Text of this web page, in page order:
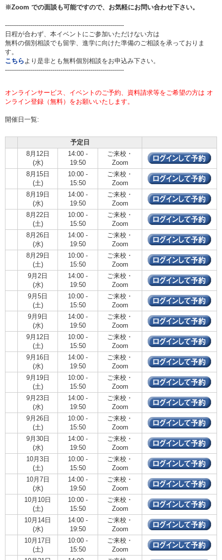
※Zoom での面談も可能ですので、お気軽にお問い合わせ下さい。
------------------------------------------------------------
日程が合わず、本イベントにご参加いただけない方は
無料の個別相談でも留学、進学に向けた準備のご相談を承っておりま
す。
こちらより是非とも無料個別相談をお申込み下さい。
------------------------------------------------------------
オンラインサービス、イベントのご予約、資料請求等をご希望の方は オ
ンライン登録（無料）をお願いいたします。
開催日一覧:
予定日
8月12日
(水)
14:00 -
19:50
ご来校・
Zoom
8月15日
(土)
10:00 -
15:50
ご来校・
Zoom
8月19日
(水)
14:00 -
19:50
ご来校・
Zoom
8月22日
(土)
10:00 -
15:50
ご来校・
Zoom
8月26日
(水)
14:00 -
19:50
ご来校・
Zoom
8月29日
(土)
10:00 -
15:50
ご来校・
Zoom
9月2日
(水)
14:00 -
19:50
ご来校・
Zoom
9月5日
(土)
10:00 -
15:50
ご来校・
Zoom
9月9日
(水)
14:00 -
19:50
ご来校・
Zoom
9月12日
(土)
10:00 -
15:50
ご来校・
Zoom
9月16日
(水)
14:00 -
19:50
ご来校・
Zoom
9月19日
(土)
10:00 -
15:50
ご来校・
Zoom
9月23日
(水)
14:00 -
19:50
ご来校・
Zoom
9月26日
(土)
10:00 -
15:50
ご来校・
Zoom
9月30日
(水)
14:00 -
19:50
ご来校・
Zoom
10月3日
(土)
10:00 -
15:50
ご来校・
Zoom
10月7日
(水)
14:00 -
19:50
ご来校・
Zoom
10月10日
(土)
10:00 -
15:50
ご来校・
Zoom
10月14日
(水)
14:00 -
19:50
ご来校・
Zoom
10月17日
(土)
10:00 -
15:50
ご来校・
Zoom